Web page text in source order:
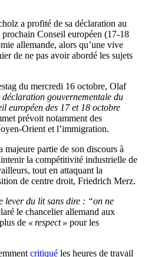
a profité de sa déclaration au
Conseil européen (17-18
allemande, alors qu’une vive
de ne pas avoir abordé les sujets
du mercredi 16 octobre, Olaf
déclaration gouvernementale du
européen des 17 et 18 octobre
prévoit notamment des
Orient et l’immigration.
majeure partie de son discours à
la compétitivité industrielle de
tout en attaquant la
de centre droit, Friedrich Merz.
lever du lit sans dire : “on ne
le chancelier allemand aux
de « respect » pour les
critiqué les heures de travail